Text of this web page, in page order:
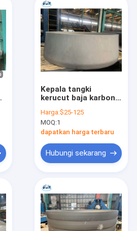
Kepala tangki
kerucut baja karbon
dengan spesifikasi
yang dapat
disesuaikan untuk
Harga:$25-125
MOQ:1
dapatkan harga terbaru
Hubungi sekarang